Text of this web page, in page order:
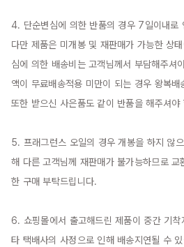
4. 단순변심에 의한 반품의 경우 7일이내로
다만 제품은 미개봉 및 재판매가 가능한 상
심에 의한 배송비는 고객님께서 부담해주셔
액이 무료배송적용 미만이 되는 경우 왕복배
또한 받으신 사은품도 같이 반품을 해주셔야
5. 프래그런스 오일의 경우 개봉을 하지 않
해 다른 고객님께 재판매가 불가능하므로
한 구매 부탁드립니다.
6. 쇼핑몰에서 출고해드린 제품이 중간 기착
타 택배사의 사정으로 인해 배송지연될 수